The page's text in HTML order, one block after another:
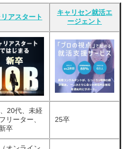
アスタート
キャリセン就活エ
ージェント
20代、未経
リーター、
卒
25卒